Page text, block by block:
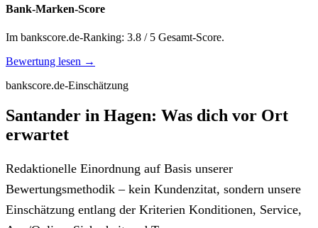
Bank-Marken-Score
Im bankscore.de-Ranking: 3.8 / 5 Gesamt-Score.
Bewertung lesen →
bankscore.de-Einschätzung
Santander in Hagen: Was dich vor Ort
erwartet
Redaktionelle Einordnung auf Basis unserer
Bewertungsmethodik – kein Kundenzitat, sondern unsere
Einschätzung entlang der Kriterien Konditionen, Service,